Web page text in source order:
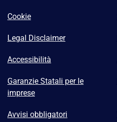
Cookie
Legal Disclaimer
Accessibilità
Garanzie Statali per le
imprese
Avvisi obbligatori